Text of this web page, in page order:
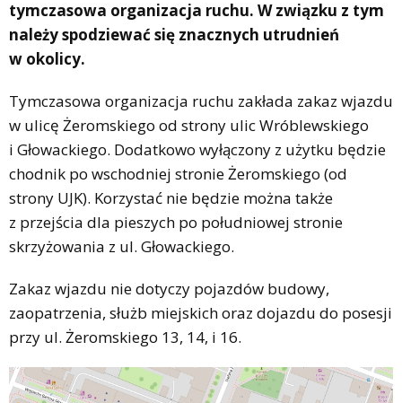
tymczasowa organizacja ruchu. W związku z tym
należy spodziewać się znacznych utrudnień
w okolicy.
Tymczasowa organizacja ruchu zakłada zakaz wjazdu
w ulicę Żeromskiego od strony ulic Wróblewskiego
i Głowackiego. Dodatkowo wyłączony z użytku będzie
chodnik po wschodniej stronie Żeromskiego (od
strony UJK). Korzystać nie będzie można także
z przejścia dla pieszych po południowej stronie
skrzyżowania z ul. Głowackiego.
Zakaz wjazdu nie dotyczy pojazdów budowy,
zaopatrzenia, służb miejskich oraz dojazdu do posesji
przy ul. Żeromskiego 13, 14, i 16.